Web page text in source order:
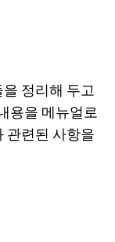
정리해 두고
용을 메뉴얼로
관련된 사항을